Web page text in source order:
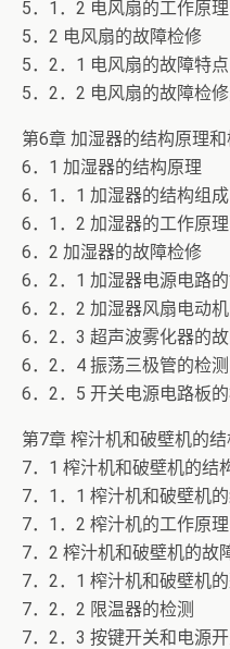
5．1．2 电风扇的工作原理
5．2 电风扇的故障检修
5．2．1 电风扇的故障特点
5．2．2 电风扇的故障检
第6章 加湿器的结构原理
6．1 加湿器的结构原理
6．1．1 加湿器的结构组成
6．1．2 加湿器的工作原理
6．2 加湿器的故障检修
6．2．1 加湿器电源电路
6．2．2 加湿器风扇电动
6．2．3 超声波雾化器的
6．2．4 振荡三极管的检测
6．2．5 开关电源电路板
第7章 榨汁机和破壁机的
7．1 榨汁机和破壁机的结
7．1．1 榨汁机和破壁机
7．1．2 榨汁机的工作原理
7．2 榨汁机和破壁机的故
7．2．1 榨汁机和破壁机
7．2．2 限温器的检测
7．2．3 按键开关和电源